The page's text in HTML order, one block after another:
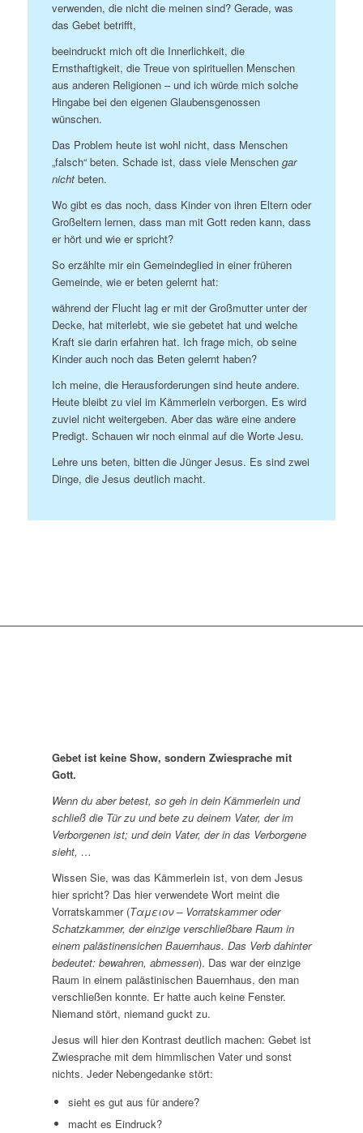
verwenden, die nicht die meinen sind? Gerade, was
das Gebet betrifft,
beeindruckt mich oft die Innerlichkeit, die
Ernsthaftigkeit, die Treue von spirituellen Menschen
aus anderen Religionen – und ich würde mich solche
Hingabe bei den eigenen Glaubensgenossen
wünschen.
Das Problem heute ist wohl nicht, dass Menschen
„falsch“ beten. Schade ist, dass viele Menschen gar
nichtbeten.
Wo gibt es das noch, dass Kinder von ihren Eltern oder
Großeltern lernen, dass man mit Gott reden kann, dass
er hört und wie er spricht?
So erzählte mir ein Gemeindeglied in einer früheren
Gemeinde, wie er beten gelernt hat:
während der Flucht lag er mit der Großmutter unter der
Decke, hat miterlebt, wie sie gebetet hat und welche
Kraft sie darin erfahren hat. Ich frage mich, ob seine
Kinder auch noch das Beten gelernt haben?
Ich meine, die Herausforderungen sind heute andere.
Heute bleibt zu viel im Kämmerlein verborgen. Es wird
zuviel nicht weitergeben. Aber das wäre eine andere
Predigt. Schauen wir noch einmal auf die Worte Jesu.
Lehre uns beten, bitten die Jünger Jesus. Es sind zwei
Dinge, die Jesus deutlich macht.
Gebet ist keine Show, sondern Zwiesprache mit
Gott.
Wenn du aber betest, so geh in dein Kämmerlein und
schließ die Tür zu und bete zu deinem Vater, der im
Verborgenen ist; und dein Vater, der in das Verborgene
sieht, …
Wissen Sie, was das Kämmerlein ist, von dem Jesus
hier spricht? Das hier verwendete Wort meint die
Vorratskammer (Ταμειον – Vorratskammer oder
Schatzkammer, der einzige verschließbare Raum in
einem palästinensichen Bauernhaus. Das Verb dahinter
bedeutet: bewahren, abmessen). Das war der einzige
Raum in einem palästinischen Bauernhaus, den man
verschließen konnte. Er hatte auch keine Fenster.
Niemand stört, niemand guckt zu.
Jesus will hier den Kontrast deutlich machen: Gebet ist
Zwiesprache mit dem himmlischen Vater und sonst
nichts. Jeder Nebengedanke stört:
sieht es gut aus für andere?
macht es Eindruck?